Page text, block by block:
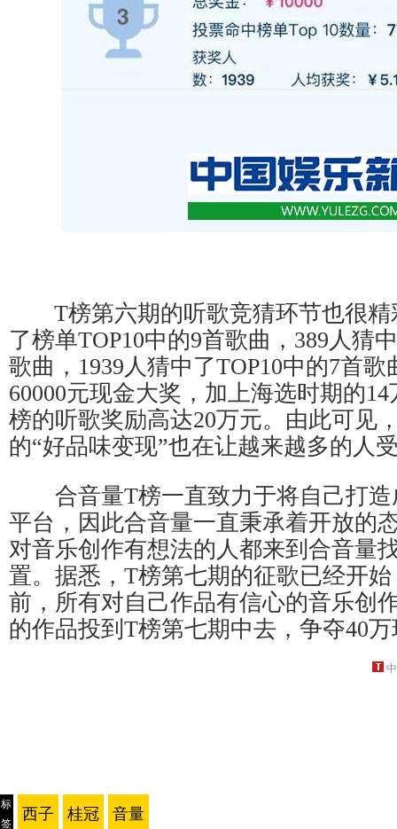
T榜第六期的听歌竞猜环节也很精
了榜单TOP10中的9首歌曲，389人猜
歌曲，1939人猜中了TOP10中的7首
60000元现金大奖，加上海选时期的
榜的听歌奖励高达20万元。由此可见
的“好品味变现”也在让越来越多的人
合音量T榜一直致力于将自己打造
平台，因此合音量一直秉承着开放的
对音乐创作有想法的人都来到合音量
置。据悉，T榜第七期的征歌已经开
前，所有对自己作品有信心的音乐创
的作品投到T榜第七期中去，争夺40
标
签
西子 桂冠 音量